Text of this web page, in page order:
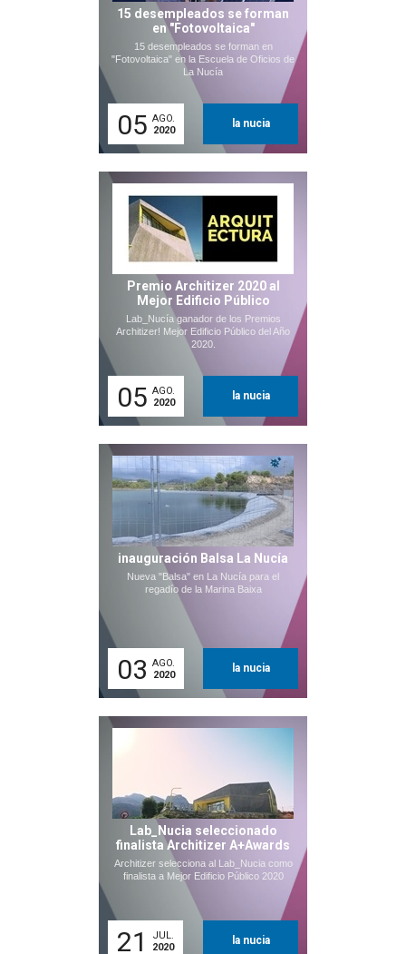
15 desempleados se forman
en "Fotovoltaica"
15 desempleados se forman en
"Fotovoltaica" en la Escuela de Oficios de
La Nucía
05 AGO.
2020
la nucia
Premio Architizer 2020 al
Mejor Edificio Público
Lab_Nucía ganador de los Premios
Architizer! Mejor Edificio Público del Año
2020.
05 AGO.
2020
la nucia
inauguración Balsa La Nucía
Nueva "Balsa" en La Nucía para el
regadío de la Marina Baixa
03 AGO.
2020
la nucia
Lab_Nucia seleccionado
finalista Architizer A+Awards
Architizer selecciona al Lab_Nucia como
finalista a Mejor Edificio Público 2020
21
JUL.
2020
la nucia